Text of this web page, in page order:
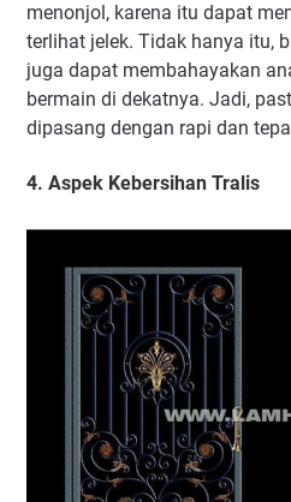
menonjol, karena itu dapat
terlihat jelek. Tidak hanya itu,
juga dapat membahayakan
bermain di dekatnya. Jadi,
dipasang dengan rapi dan
4. Aspek Kebersihan Tralis